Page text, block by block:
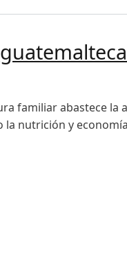
familiar abastece
nutrición y